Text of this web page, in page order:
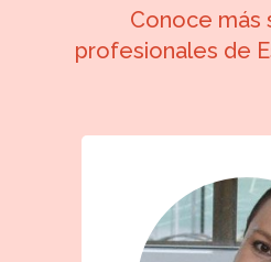
Conoce más
profesionales de